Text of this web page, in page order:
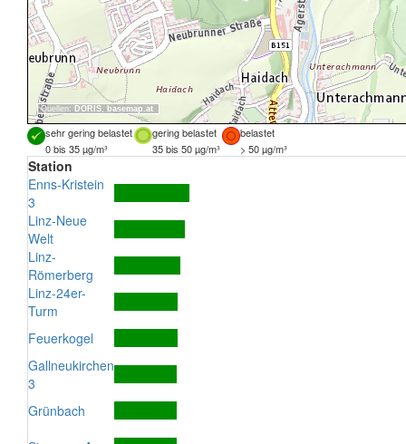
Quellen: DORIS, basemap.at
sehr gering belastet gering belastet
belastet
0 bis 35 µg/m³
35 bis 50 µg/m³ > 50 µg/m³
Station
Enns-Kristein
3
Linz-Neue
Welt
Linz-
Römerberg
Linz-24er-
Turm
Feuerkogel
Gallneukirchen
3
Grünbach